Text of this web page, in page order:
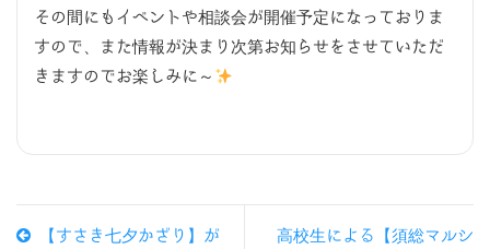
その間にもイベントや相談会が開催予定になっておりま
すので、また情報が決まり次第お知らせをさせていただ
きますのでお楽しみに～
【すさき七夕かざり】が
高校生による【須総マルシ